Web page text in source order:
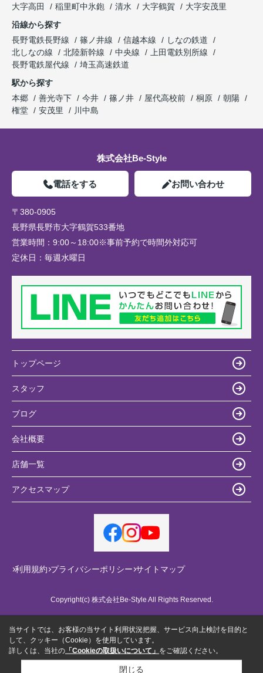
大字高田
稲里町中氷鉋 清水 大字鶴賀
大字安茂里
沿線から探す
長野電鉄長野線
篠ノ井線 信越本線
しなの鉄道
北しなの線
北陸新幹線 中央線
上田電鉄別所線
長野電鉄屋代線
埼玉高速鉄道
駅から探す
本郷
善光寺下 今井 篠ノ井 屋代高校前 桐原
朝陽
権堂
安茂里 川中島
株式会社Be-Style
電話をする お問い合わせ
〒380-0905
長野県長野市大字鶴賀533番地
営業時間： 9:00～18:00※事前予約で時間外対応可
定休日： 毎週水曜日
トップページ
スタッフ
ブログ
会社概要
店舗一覧
アクセスマップ
利用規約 プライバシーポリシー サイトマップ
Copyright(c) 株式会社Be-Style All Rights Reserved.
当サイトでは、お客様の当サイト利用状況把握、サービス向上検討を目的と
して、クッキー（Cookie）を使用しています。
詳しくは、当社の 「Cookieの取扱いについて」 をご確認ください。
閉じる